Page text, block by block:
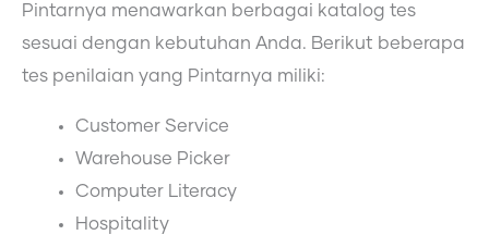
Pintarnya menawarkan berbagai katalog tes
sesuai dengan kebutuhan Anda. Berikut beberapa
tes penilaian yang Pintarnya miliki:
Customer Service
Warehouse Picker
Computer Literacy
Hospitality